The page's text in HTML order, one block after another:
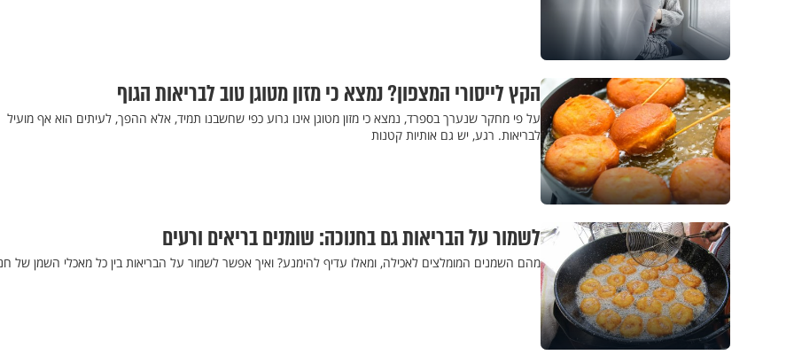
הקץ לייסורי המצפון? נמצא כי מזון מטוגן טוב לבריאות הגוף
על פי מחקר שנערך בספרד, נמצא כי מזון מטוגן אינו גרוע כפי שחשבנו תמיד, אלא ההפך, לעיתים הוא אף מועיל
לבריאות. רגע, יש גם אותיות קטנות
לשמור על הבריאות גם בחנוכה: שומנים בריאים ורעים
מהם השמנים המומלצים לאכילה, ומאלו עדיף להימנע? ואיך אפשר לשמור על הבריאות בין כל מאכלי השמן של